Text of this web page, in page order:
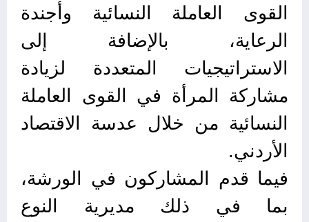
القوى العاملة النسائية وأجندة
الرعاية، بالإضافة إلى
الاستراتيجيات المتعددة لزيادة
مشاركة المرأة في القوى العاملة
النسائية من خلال عدسة الاقتصاد
الأردني.
فيما قدم المشاركون في الورشة،
بما في ذلك مديرية النوع